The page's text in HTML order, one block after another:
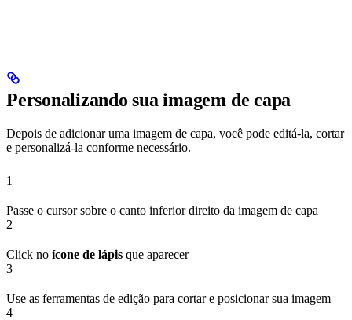
Personalizando sua imagem de capa
Depois de adicionar uma imagem de capa, você pode editá-la, cortar
e personalizá-la conforme necessário.
1
Passe o cursor sobre o canto inferior direito da imagem de capa
2
Click no ícone de lápis que aparecer
3
Use as ferramentas de edição para cortar e posicionar sua imagem
4